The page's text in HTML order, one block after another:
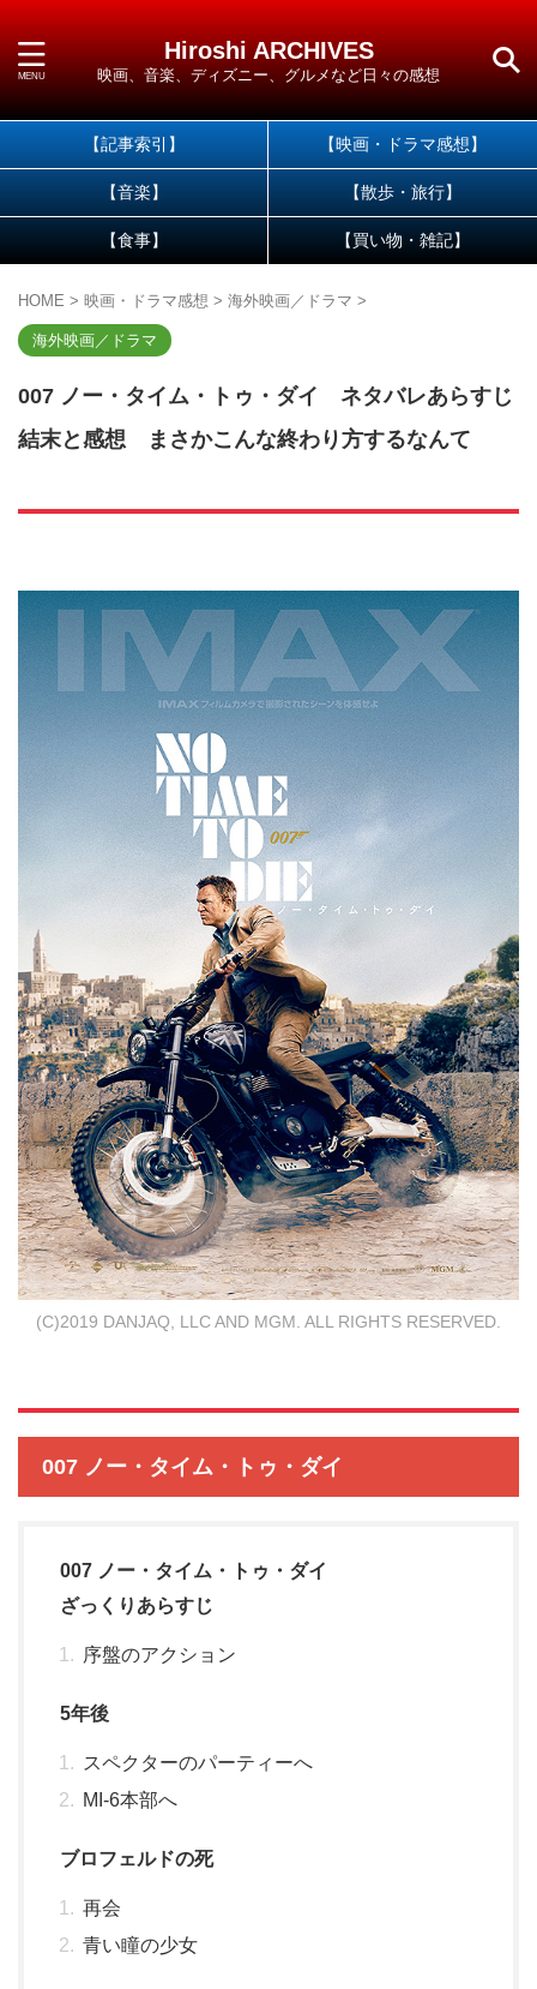
Hiroshi ARCHIVES
映画、音楽、ディズニー、グルメなど日々の感想
【記事索引】 【映画・ドラマ感想】
【音楽】 【散歩・旅行】
【食事】 【買い物・雑記】
HOME > 映画・ドラマ感想 > 海外映画／ドラマ >
海外映画／ドラマ
007 ノー・タイム・トゥ・ダイ ネタバレあらすじ
結末と感想 まさかこんな終わり方するなんて
(C)2019 DANJAQ, LLC AND MGM. ALL RIGHTS RESERVED.
007 ノー・タイム・トゥ・ダイ
007 ノー・タイム・トゥ・ダイ
ざっくりあらすじ
序盤のアクション
5年後
スペクターのパーティーへ
MI-6本部へ
ブロフェルドの死
再会
青い瞳の少女